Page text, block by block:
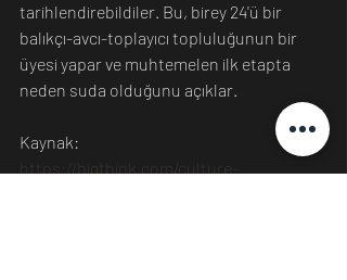
tarihlendirebildiler. Bu, birey 24'ü bir
balıkçı-avcı-toplayıcı topluluğunun bir
üyesi yapar ve muhtemelen ilk etapta
neden suda olduğunu açıklar.
Kaynak:
https://bigthink.com/culture-